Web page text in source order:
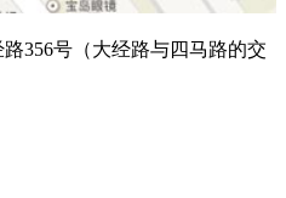
356号（大经路与四马路的交